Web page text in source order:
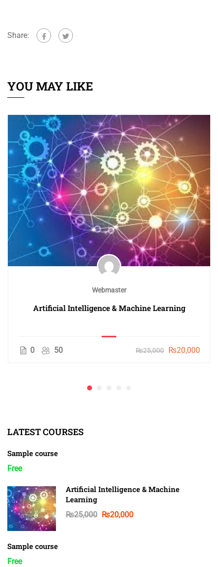
Share:
YOU MAY LIKE
Webmaster
Artificial Intelligence & Machine Learning
0 50 ₨25,000 ₨20,000
LATEST COURSES
Sample course
Free
Artificial Intelligence & Machine
Learning
₨25,000 ₨20,000
Sample course
Free